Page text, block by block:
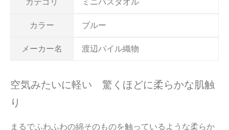
カテゴリ ミニバスタオル
カラー ブルー
メーカー名 渡辺パイル織物
空気みたいに軽い 驚くほどに柔らかな肌触
り
まるでふわふわの綿そのものを触っているような柔らか